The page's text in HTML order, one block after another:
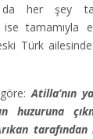
da her şey
tamamıyla
Türk
göre:Atilla’nın
huzuruna